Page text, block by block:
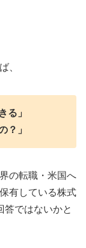
、
る」
？」
の転職・米国へ
有している株式
答ではないかと